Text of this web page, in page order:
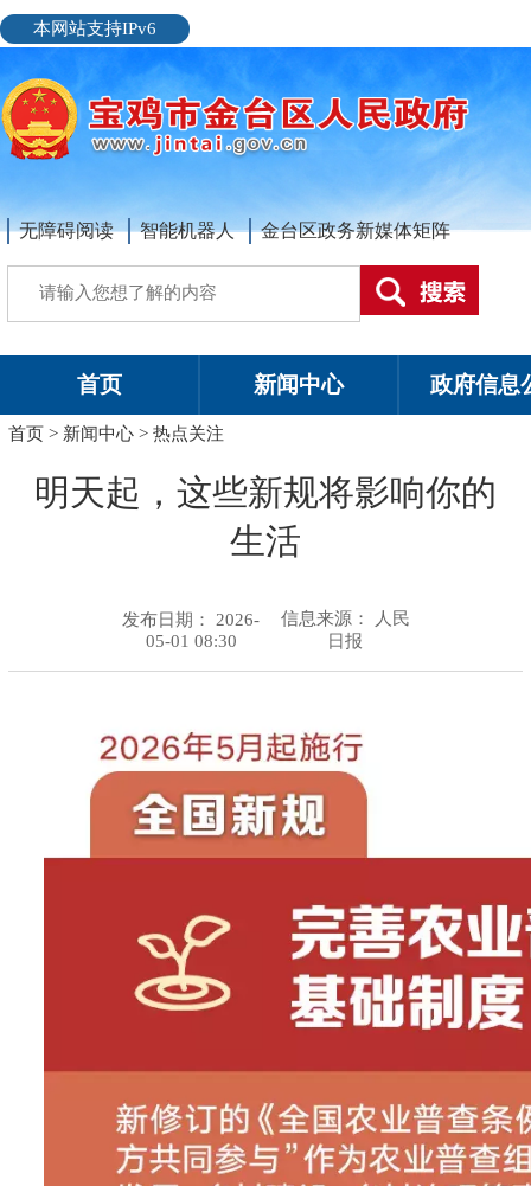
本网站支持IPv6
无障碍阅读 智能机器人 金台区政务新媒体矩阵
首页 新闻中心 政府信息
首页 > 新闻中心 >热点关注
明天起，这些新规将影响你的
生活
发布日期： 2026-
05-01 08:30
信息来源：
人民
日报